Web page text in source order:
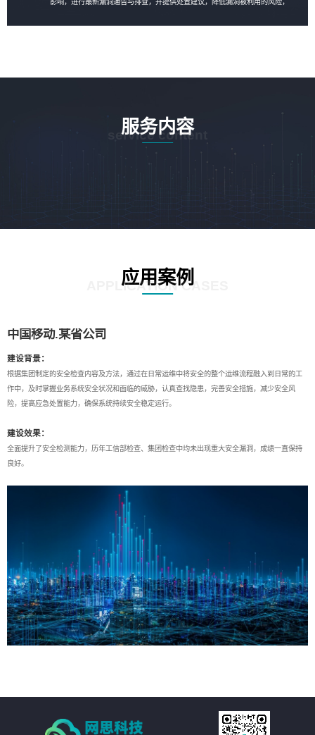
影响，进行最新漏洞通告与排查，并提供处置建议，降低漏洞被利用的风险，
服务内容
service content
应用案例
APPLICATION CASES
中国移动.某省公司
建设背景：
根据集团制定的安全检查内容及方法，通过在日常运维中将安全的整个运维流程融入到日常的工
作中，及时掌握业务系统安全状况和面临的威胁，认真查找隐患，完善安全措施，减少安全风
险，提高应急处置能力，确保系统持续安全稳定运行。
建设效果：
全面提升了安全检测能力，历年工信部检查、集团检查中均未出现重大安全漏洞，成绩一直保持
良好。